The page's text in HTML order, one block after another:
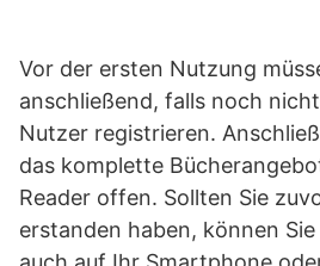
Vor der ersten Nutzung
anschließend, falls noch
Nutzer registrieren.
das komplette
Reader offen. Sollten Sie
erstanden haben, können